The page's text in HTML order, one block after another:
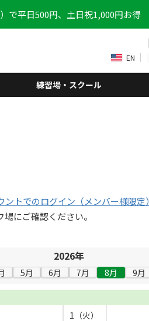
で平日500円、土日祝1,000円お得
EN
練習場・スクール
トでのログイン（メンバー様限定）
にご確認ください。
2026年
5月 6月 7月 8月 9月
1（火）